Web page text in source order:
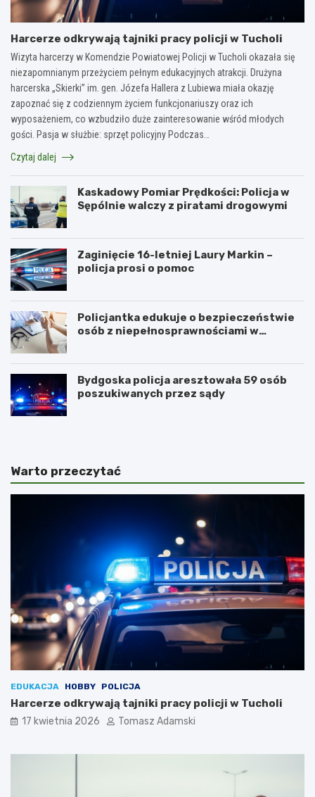
Harcerze odkrywają tajniki pracy policji w Tucholi
Wizyta harcerzy w Komendzie Powiatowej Policji w Tucholi okazała się
niezapomnianym przeżyciem pełnym edukacyjnych atrakcji. Drużyna
harcerska „Skierki” im. gen. Józefa Hallera z Lubiewa miała okazję
zapoznać się z codziennym życiem funkcjonariuszy oraz ich
wyposażeniem, co wzbudziło duże zainteresowanie wśród młodych
gości. Pasja w służbie: sprzęt policyjny Podczas…
Czytaj dalej
Kaskadowy Pomiar Prędkości: Policja w
Sępólnie walczy z piratami drogowymi
Zaginięcie 16-letniej Laury Markin –
policja prosi o pomoc
Policjantka edukuje o bezpieczeństwie
osób z niepełnosprawnościami w
Bydgoska policja aresztowała 59 osób
poszukiwanych przez sądy
Warto przeczytać
EDUKACJA HOBBY POLICJA
Harcerze odkrywają tajniki pracy policji w Tucholi
17 kwietnia 2026 Tomasz Adamski